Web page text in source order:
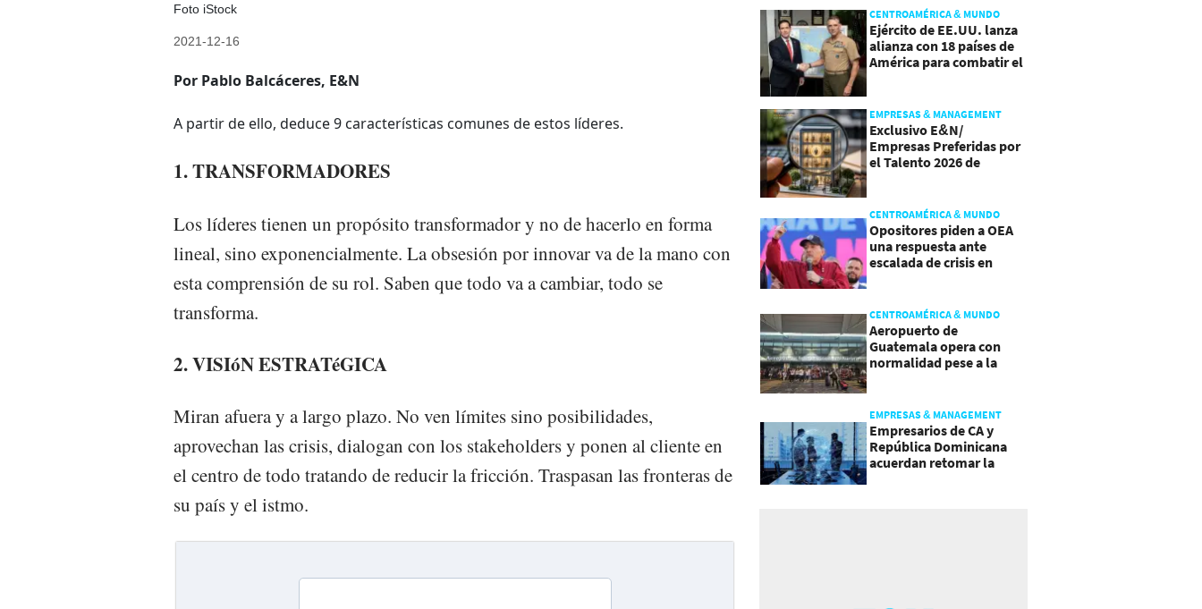
Foto iStock
2021-12-16
Por Pablo Balcáceres, E&N
A partir de ello, deduce 9 características comunes de estos líderes.
1. TRANSFORMADORES
Los líderes tienen un propósito transformador y no de hacerlo en forma
lineal, sino exponencialmente. La obsesión por innovar va de la mano con
esta comprensión de su rol. Saben que todo va a cambiar, todo se
transforma.
2. VISIóN ESTRATéGICA
Miran afuera y a largo plazo. No ven límites sino posibilidades,
aprovechan las crisis, dialogan con los stakeholders y ponen al cliente en
el centro de todo tratando de reducir la fricción. Traspasan las fronteras de
su país y el istmo.
CENTROAMÉRICA & MUNDO
Ejército de EE.UU. lanza
alianza con 18 países de
América para combatir el
EMPRESAS & MANAGEMENT
Exclusivo E&N/
Empresas Preferidas por
el Talento 2026 de
CENTROAMÉRICA & MUNDO
Opositores piden a OEA
una respuesta ante
escalada de crisis en
CENTROAMÉRICA & MUNDO
Aeropuerto de
Guatemala opera con
normalidad pese a la
EMPRESAS & MANAGEMENT
Empresarios de CA y
República Dominicana
acuerdan retomar la